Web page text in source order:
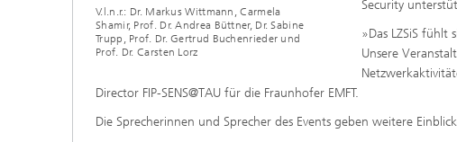
V.l.n.r.: Dr. Markus Wittmann, Carmela
Shamir, Prof. Dr. Andrea Büttner, Dr. Sabine
Trupp, Prof. Dr. Gertrud Buchenrieder und
Prof. Dr. Carsten Lorz
Security
»Das LZSiS fühlt
Unsere
Director FIP-SENS@TAU für die Fraunhofer EMFT.
Die Sprecherinnen und Sprecher des Events geben weitere